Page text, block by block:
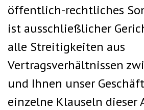
öffentlich-rechtliches
ist ausschließlicher
alle Streitigkeiten aus
Vertragsverhältnissen
und Ihnen unser
einzelne Klauseln dieser